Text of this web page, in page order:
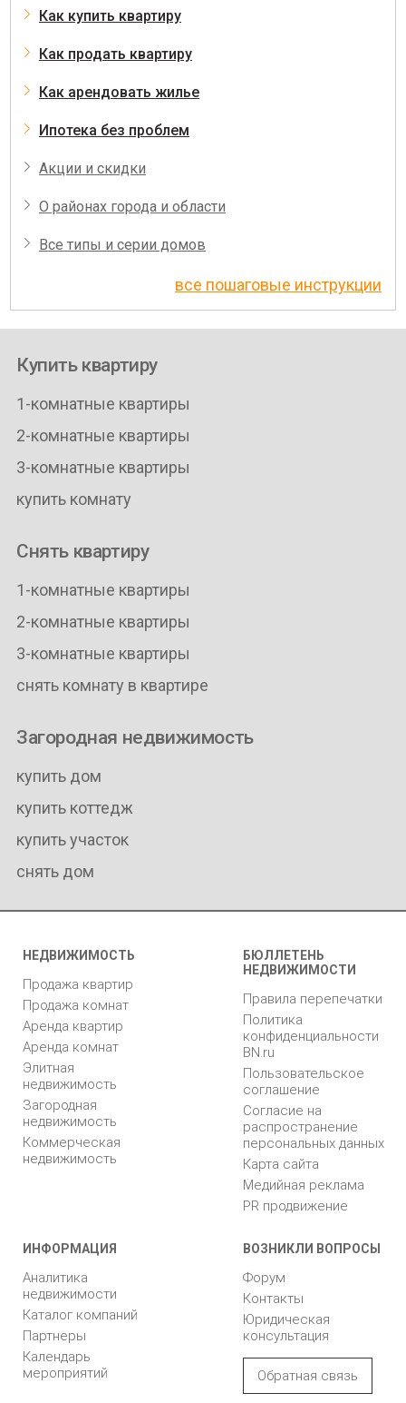
Как купить квартиру
Как продать квартиру
Как арендовать жилье
Ипотека без проблем
Акции и скидки
О районах города и области
Все типы и серии домов
все пошаговые инструкции
Купить квартиру
1-комнатные квартиры
2-комнатные квартиры
3-комнатные квартиры
купить комнату
Снять квартиру
1-комнатные квартиры
2-комнатные квартиры
3-комнатные квартиры
снять комнату в квартире
Загородная недвижимость
купить дом
купить коттедж
купить участок
снять дом
НЕДВИЖИМОСТЬ
Продажа квартир
Продажа комнат
Аренда квартир
Аренда комнат
Элитная
недвижимость
Загородная
недвижимость
Коммерческая
недвижимость
БЮЛЛЕТЕНЬ
НЕДВИЖИМОСТИ
Правила перепечатки
Политика
конфиденциальности
BN.ru
Пользовательское
соглашение
Согласие на
распространение
персональных данных
Карта сайта
Медийная реклама
PR продвижение
ИНФОРМАЦИЯ
Аналитика
недвижимости
Каталог компаний
Партнеры
Календарь
мероприятий
ВОЗНИКЛИ ВОПРОСЫ
Форум
Контакты
Юридическая
консультация
Обратная связь